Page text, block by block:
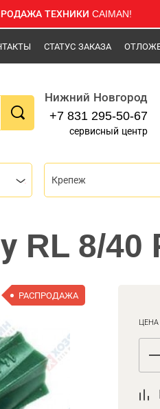
ТЕХНИКИ CAIMAN!
СТАТУС ЗАКАЗА
Нижний Новгород
+7 831 295-50-67
сервисный центр
Крепеж
RL 8/40
РАСПРОДАЖА
ЦЕНА